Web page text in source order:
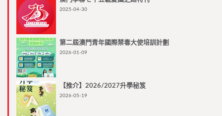
2025-04-30
第二屆澳門青年國際禁毒大使培訓計劃
2026-01-09
【推介】2026/2027升學秘笈
2026-05-19